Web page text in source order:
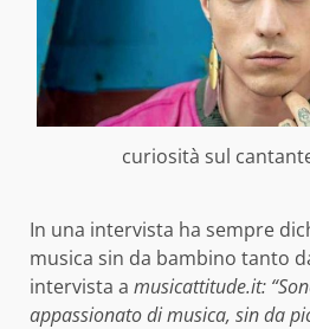
curiosità sul
In una intervista ha sempre
musica sin da bambino tanto
intervista a musicattitude.it:
appassionato di musica, sin da